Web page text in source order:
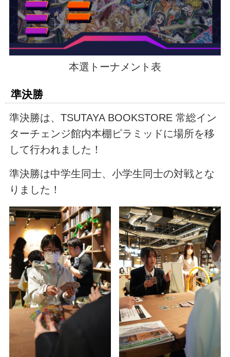
本選トーナメント表
準決勝
準決勝は、TSUTAYA BOOKSTORE 常総イン
ターチェンジ館内本棚ピラミッドに場所を移
して行われました！
準決勝は中学生同士、小学生同士の対戦とな
りました！